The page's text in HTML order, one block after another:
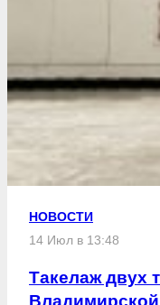
НОВОСТИ
14 Июл в 13:48
Такелаж двух